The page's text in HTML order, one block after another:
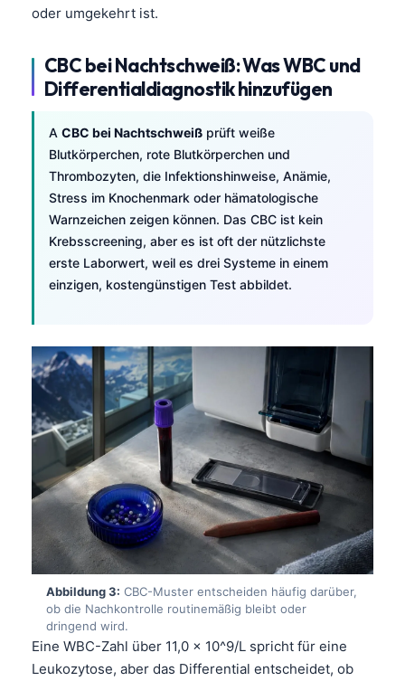
oder umgekehrt ist.
CBC bei Nachtschweiß: Was WBC und
Differentialdiagnostik hinzufügen
A CBC bei Nachtschweiß prüft weiße
Blutkörperchen, rote Blutkörperchen und
Thrombozyten, die Infektionshinweise, Anämie,
Stress im Knochenmark oder hämatologische
Warnzeichen zeigen können. Das CBC ist kein
Krebsscreening, aber es ist oft der nützlichste
erste Laborwert, weil es drei Systeme in einem
einzigen, kostengünstigen Test abbildet.
Abbildung 3: CBC-Muster entscheiden häufig darüber,
ob die Nachkontrolle routinemäßig bleibt oder
dringend wird.
Eine WBC-Zahl über 11,0 x 10^9/L spricht für eine
Leukozytose, aber das Differential entscheidet, ob